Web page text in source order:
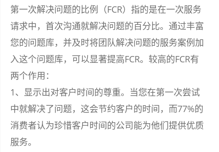
第一次解决问题的比例（FCR）指的是在一次服务
请求中，首次沟通就解决问题的百分比。通过丰富
您的问题库，并及时将团队解决问题的服务案例加
入这个问题库，可以显著提高FCR。较高的FCR有
两个作用：
1、显示出对客户时间的尊重。当您在第一次尝试
中就解决了问题，这会节约客户的时间，而77%的
消费者认为珍惜客户时间的公司能为他们提供优质
服务。